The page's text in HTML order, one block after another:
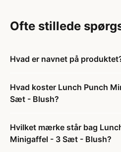
Ofte stillede
Hvad er navnet på
Hvad koster Lunch Punch
Sæt - Blush?
Hvilket mærke står bag
Minigaffel - 3 Sæt - Blush?